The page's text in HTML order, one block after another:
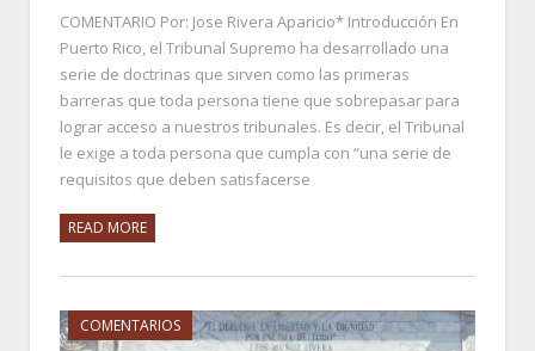
COMENTARIO Por: Jose Rivera Aparicio* Introducción En
Puerto Rico, el Tribunal Supremo ha desarrollado una
serie de doctrinas que sirven como las primeras
barreras que toda persona tiene que sobrepasar para
lograr acceso a nuestros tribunales. Es decir, el Tribunal
le exige a toda persona que cumpla con “una serie de
requisitos que deben satisfacerse
READ MORE
COMENTARIOS